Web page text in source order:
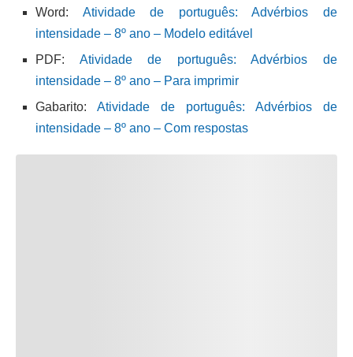
Word: Atividade de português: Advérbios de
intensidade – 8º ano – Modelo editável
PDF: Atividade de português: Advérbios de
intensidade – 8º ano – Para imprimir
Gabarito: Atividade de português: Advérbios de
intensidade – 8º ano – Com respostas